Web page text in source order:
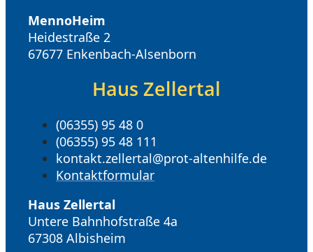
MennoHeim
Heidestraße 2
67677 Enkenbach-Alsenborn
Haus Zellertal
(06355) 95 48 0
(06355) 95 48 111
kontakt.zellertal@prot-altenhilfe.de
Kontaktformular
Haus Zellertal
Untere Bahnhofstraße 4a
67308 Albisheim